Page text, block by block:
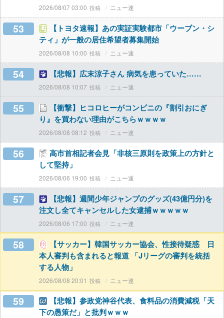
2026/08/07 03:00 ニュー速
53
【トヨタ速報】あの実証実験都市「ウーブン・シ
ティ」が一般の居住希望者募集開始
2026/08/08 10:00 ニュー速
54 【悲報】広末涼子さん 病気を患っていた……
2026/08/08 10:07 ニュー速
55
【衝撃】ヒコロヒーがコンビニの『割引おにぎ
り』を買わない理由がこちらｗｗｗｗ
2026/08/08 08:12 ニュー速
56
高市首相記者会見「非核三原則を政策上の方針と
して堅持」
2026/08/06 19:00 ニュー速
57
【悲報】週間少年ジャンプのグッズ(43億円分)を
注文し全てキャンセルした女逮捕ｗｗｗｗｗ
2026/08/06 17:00 ニュー速
58
【サッカー】韓国サッカー協会、性接待疑惑 日
本人審判も含まれると報道 「Jリーグの審判を統括
する人物」
2026/08/08 20:01 ニュー速
59
【悲報】参政党神谷代表、食料品の消費減税「天
下の愚策だ」と批判ｗｗｗ